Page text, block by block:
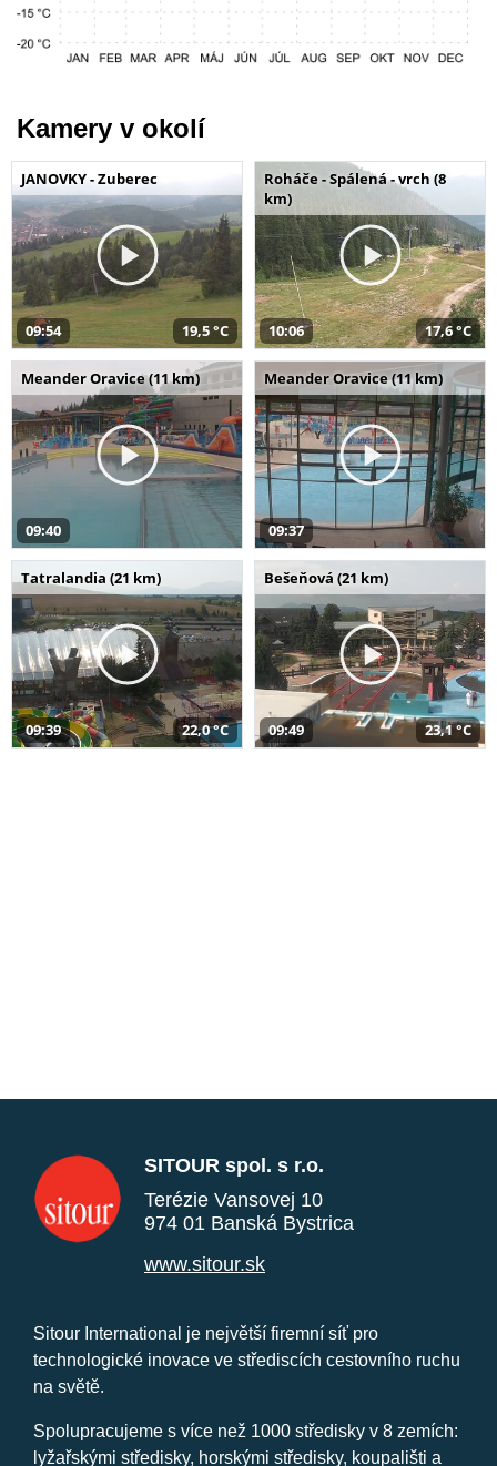
Kamery v okolí
JANOVKY - Zuberec
09:54 19,5 °C
Roháče - Spálená - vrch (8
km)
10:06 17,6 °C
Meander Oravice (11 km)
09:40
Meander Oravice (11 km)
09:37
Tatralandia (21 km)
09:39 22,0 °C
Bešeňová (21 km)
09:49 23,1 °C
SITOUR spol. s r.o.
Terézie Vansovej 10
974 01 Banská Bystrica
www.sitour.sk
Sitour International je největší firemní síť pro
technologické inovace ve střediscích cestovního ruchu
na světě.
Spolupracujeme s více než 1000 středisky v 8 zemích:
lyžařskými středisky, horskými středisky, koupališti a